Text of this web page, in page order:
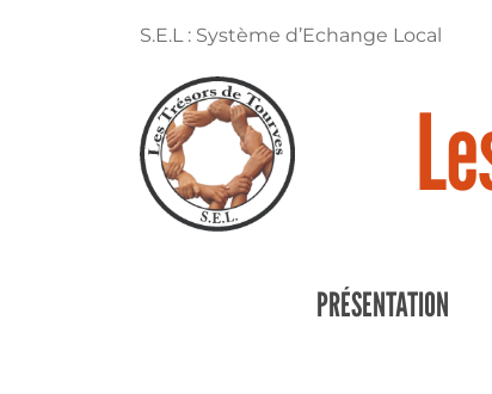
S.E.L : Système d’Echange Local
PRÉSENTATION